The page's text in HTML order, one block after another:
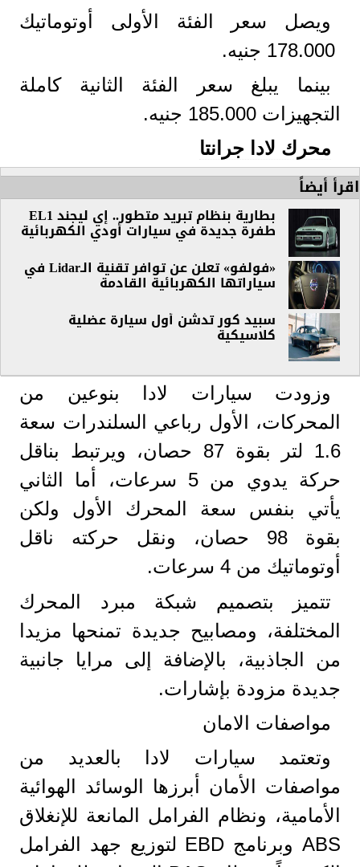
ويصل سعر الفئة الأولى أوتوماتيك
بينما يبلغ سعر الفئة الثانية كاملة
التجهيزات 185.000 جنيه.
محرك لادا جرانتا
اقرأ أيضاً
بطارية بنظام تبريد متطور.. إي ليجند EL1
طفرة جديدة في سيارات أودي الكهربائية
«فولفو» تعلن عن توافر تقنية الـLidar في
سياراتها الكهربائية القادمة
سبيد كور تدشن أول سيارة عضلية
كلاسيكية
وزودت سيارات لادا بنوعين من
المحركات، الأول رباعي السلندرات سعة
1.6 لتر بقوة 87 حصان، ويرتبط بناقل
حركة يدوي من 5 سرعات، أما الثاني
يأتي بنفس سعة المحرك الأول ولكن
بقوة 98 حصان، ونقل حركته ناقل
أوتوماتيك من 4 سرعات.
تتميز بتصميم شبكة مبرد المحرك
المختلفة، ومصابيح جديدة تمنحها مزيدا
من الجاذبية، بالإضافة إلى مرايا جانبية
جديدة مزودة بإشارات.
مواصفات الامان
وتعتمد سيارات لادا بالعديد من
مواصفات الأمان أبرزها الوسائد الهوائية
الأمامية، ونظام الفرامل المانعة للإنغلاق
ABS وبرنامج EBD لتوزيع جهد الفرامل